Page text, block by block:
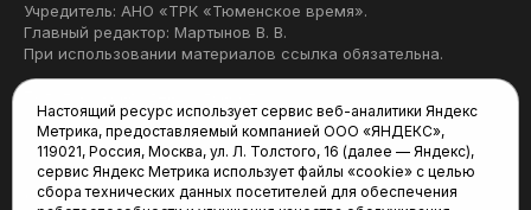
Учредитель: АНО «ТРК «Тюменское время».
Главный редактор: Мартынов В. В.
При использовании материалов ссылка обязательна.
Редакция:
625035, Тюмень, пр. Геологоразведчиков, 28А
(3452) 68-22-28
Настоящий ресурс использует сервис веб-аналитики Яндекс
Метрика, предоставляемый компанией ООО «ЯНДЕКС»,
119021, Россия, Москва, ул. Л. Толстого, 16 (далее — Яндекс),
сервис Яндекс Метрика использует файлы «cookie» с целью
сбора технических данных посетителей для обеспечения